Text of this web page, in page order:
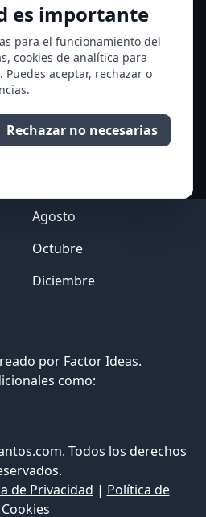
es importante
para el funcionamiento del
cookies de analítica para
aceptar, rechazar o
Rechazar no necesarias
hoy
Febrero
Abril
Agosto
Octubre
Diciembre
por Factor Ideas.
como:
Todos los derechos
de Privacidad | Política de
Cookies